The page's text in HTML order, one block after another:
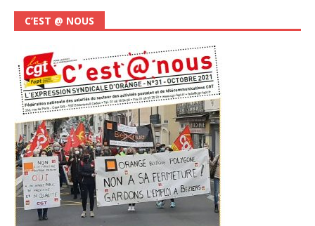
C’EST @ NOUS